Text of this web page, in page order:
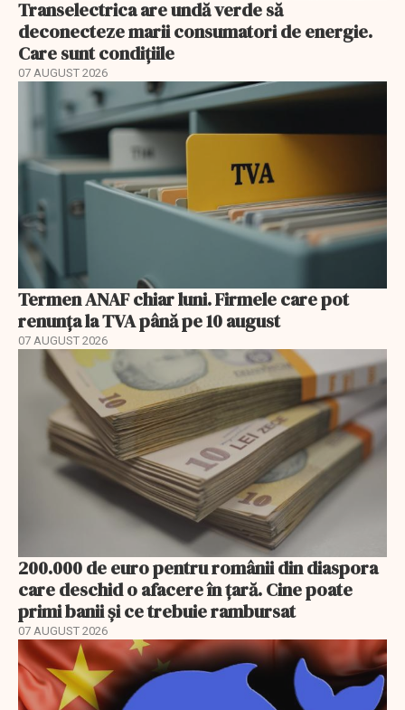
Transelectrica are undă verde să
deconecteze marii consumatori de energie.
Care sunt condițiile
07 AUGUST 2026
Termen ANAF chiar luni. Firmele care pot
renunța la TVA până pe 10 august
07 AUGUST 2026
200.000 de euro pentru românii din diaspora
care deschid o afacere în țară. Cine poate
primi banii și ce trebuie rambursat
07 AUGUST 2026